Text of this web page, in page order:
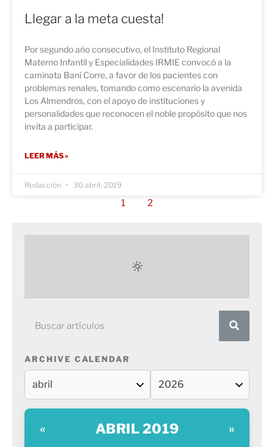
Llegar a la meta cuesta!
Por segundo año consecutivo, el Instituto Regional
Materno Infantil y Especialidades IRMIE convocó a la
caminata Baní Corre, a favor de los pacientes con
problemas renales, tomando como escenario la avenida
Los Almendros, con el apoyo de instituciones y
personalidades que reconocen el noble propósito que nos
invita a participar.
LEER MÁS »
Redacción 30 abril, 2019
1 2
ARCHIVE CALENDAR
« ABRIL 2019 »